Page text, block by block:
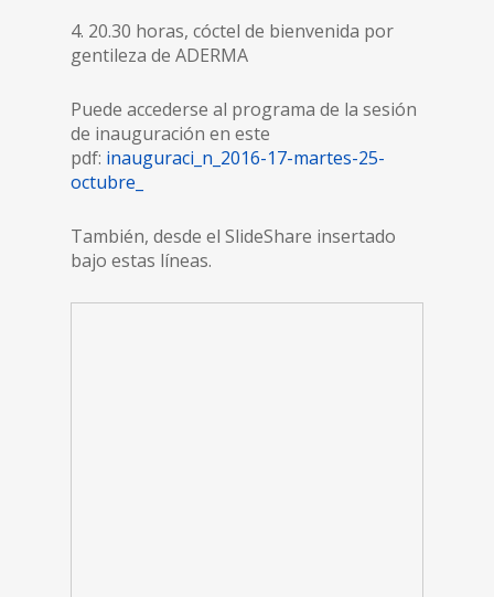
4. 20.30 horas, cóctel de bienvenida por
gentileza de ADERMA
Puede accederse al programa de la sesión
de inauguración en este
pdf: inauguraci_n_2016-17-martes-25-
octubre_
También, desde el SlideShare insertado
bajo estas líneas.